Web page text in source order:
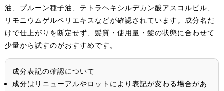
油、プルーン種子油、テトラヘキシルデカン酸アスコルビル、
リモニウムゲルベリエキスなどが確認されています。成分名だ
けで仕上がりを断定せず、髪質・使用量・髪の状態に合わせて
少量から試すのがおすすめです。
成分表記の確認について
成分はリニューアルやロットにより表記が変わる場合があ